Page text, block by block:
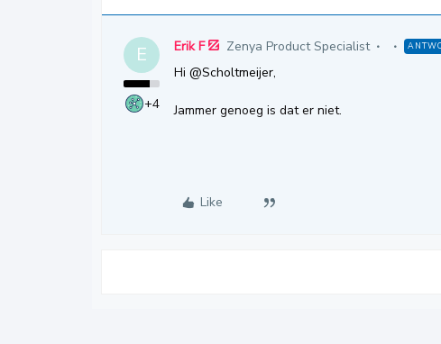
E
+4
Erik F Zenya Product Specialist
Hi @Scholtmeijer,
Jammer genoeg is dat er niet.
Like